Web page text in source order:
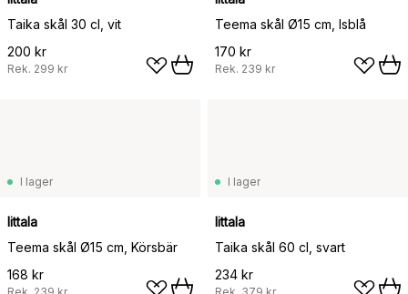
Taika skål 30 cl, vit
200 kr
Rek. 299 kr
Teema skål Ø15 cm, Isblå
170 kr
Rek. 239 kr
I lager
Iittala
Teema skål Ø15 cm, Körsbär
168 kr
I lager
Iittala
Taika skål 60 cl, svart
234 kr